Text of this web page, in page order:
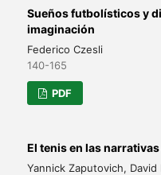
Sueños futbolísticos y
imaginación
Federico Czesli
140-165
PDF
El tenis en las
Yannick Zaputovich, David